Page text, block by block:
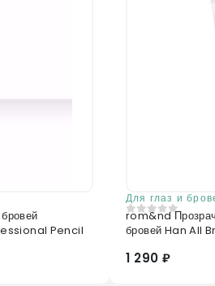
Pencil
Для глаз и
0из 5
rom&nd
бровей Han All
1 290 ₽